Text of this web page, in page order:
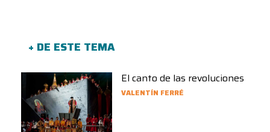
+ DE ESTE TEMA
El canto de las revoluciones
VALENTÍN FERRÉ